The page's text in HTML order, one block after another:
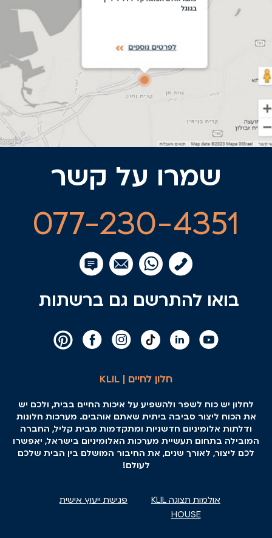
שמרו על קשר
077-230-4351
בואו להתרשם גם ברשתות
חלון לחיים | KLIL
לחלון יש כוח לשפר ולהשפיע על איכות החיים בבית, ולכם יש
את הכוח ליצור סביבה ביתית שאתם אוהבים. מערכות חלונות
ודלתות אלומיניום חדשניות ומתקדמות מבית קליל, החברה
המובילה בתחום תעשיית מערכות האלומיניום בישראל, יאפשרו
לכם ליצור, לאורך שנים, את החיבור המושלם בין הבית שלכם
לעולם!
אולמות תצוגה KLIL
HOUSE
פגישת ייעוץ אישית